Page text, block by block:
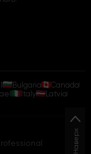
Bulgaria
Canada
Italy
Latvia
Наверх